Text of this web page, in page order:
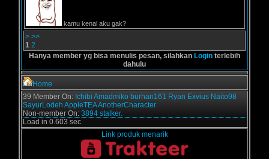
kamu kenal aku gak?
> >>
1 2
Hanya member yg bisa menulis pesan, silahkan Login terlebih
dahulu
Home
39 Member On: Ichibi Amadmiko burhan161 Ryan Exvius Naito98
SayurLodeh AppleTEAAnotherCharacter
Non-member On: 3894 stalker.
Load in 0.603 sec
Link produk menarik